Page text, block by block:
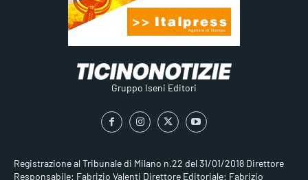
Gruppo Iseni Editori
Registrazione al Tribunale di Milano n.22 del 31/01/2018 Direttore
Responsabile: Fabrizio Valenti Direttore Editoriale: Fabrizio